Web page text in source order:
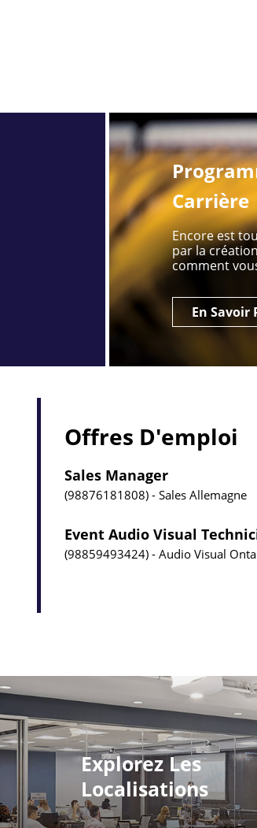
Carrière
Encore est
par la
comment
En Savoir
Offres D'emploi
Sales Manager
98876181808 Sales Allemagne
Event Audio Visual
98859493424 Audio Visual
Explorez Les
Localisations